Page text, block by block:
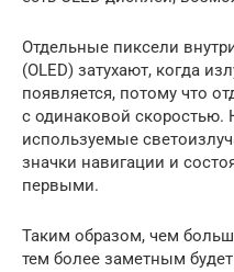
Отдельные пиксели
(OLED) затухают, когда
появляется, потому что
с одинаковой скоростью.
используемые
значки навигации и
первыми.
Таким образом, чем
тем более заметным